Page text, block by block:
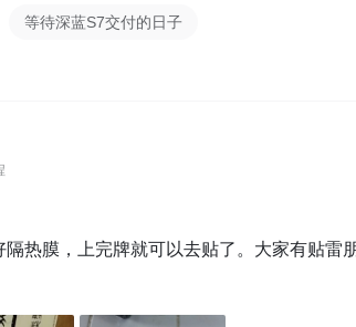
等待深蓝S7交付的日子
热膜，上完牌就可以去贴了。大家有贴雷